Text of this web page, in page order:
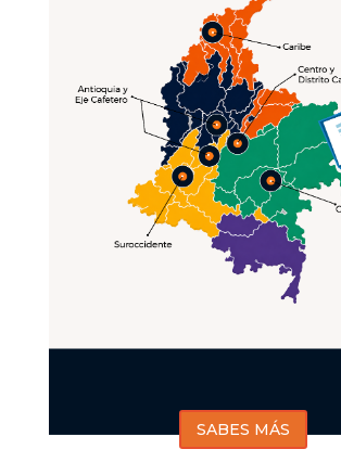
SABES MÁS